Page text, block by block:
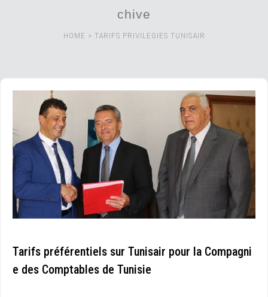
chive
HOME > TARIFS PRIVILEGIES TUNISAIR
Tarifs préférentiels sur Tunisair pour la Compagni
e des Comptables de Tunisie